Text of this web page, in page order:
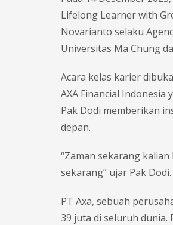
Lifelong Learner with
Novarianto selaku
Universitas Ma Chung
Acara kelas karier
AXA Financial
Pak Dodi memberikan
depan.
“Zaman sekarang
sekarang” ujar Pak Dodi.
PT Axa, sebuah
39 juta di seluruh dunia.